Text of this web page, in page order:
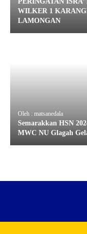
WILKER 1
LAMONGAN
Oleh : matsanedala
Semarakkan HSN
MWC NU Glagah